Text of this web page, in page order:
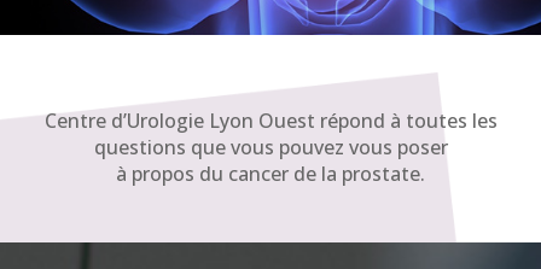
Centre d’Urologie Lyon Ouest répond à toutes les
questions que vous pouvez vous poser
à propos du cancer de la prostate.